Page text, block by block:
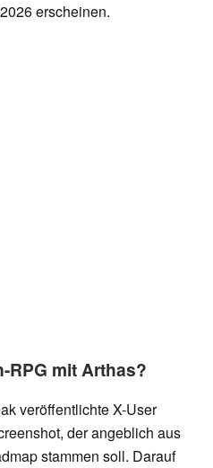
erscheinen.
RPG mit Arthas?
veröffentlichte X-User
der angeblich aus
stammen soll. Darauf